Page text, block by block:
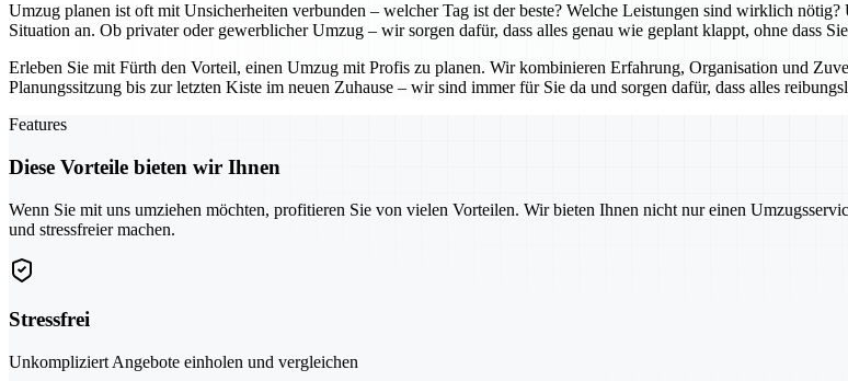
Umzug planen ist oft mit Unsicherheiten verbunden – welcher Tag ist der beste? Welche Leistungen sind wirklich
Situation an. Ob privater oder gewerblicher Umzug – wir sorgen dafür, dass alles genau wie geplant klappt, ohne dass
Erleben Sie mit Fürth den Vorteil, einen Umzug mit Profis zu planen. Wir kombinieren Erfahrung, Organisation und
Planungssitzung bis zur letzten Kiste im neuen Zuhause – wir sind immer für Sie da und sorgen dafür, dass alles
Features
Diese Vorteile bieten wir Ihnen
Wenn Sie mit uns umziehen möchten, profitieren Sie von vielen Vorteilen. Wir bieten Ihnen nicht nur einen
und stressfreier machen.
Stressfrei
Unkompliziert Angebote einholen und vergleichen